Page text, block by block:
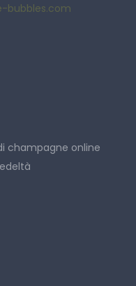
bubbles.com
champagne online